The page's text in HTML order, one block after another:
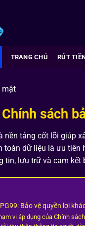
TRANG CHỦ RÚT
mật
Chính sách
nền tảng cốt lõi giúp
toàn dữ liệu là ưu
tin, lưu trữ và cam kết
Bảo vệ quyền lợi
vi áp dụng của Chính